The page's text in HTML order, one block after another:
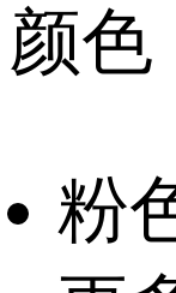
颜色
粉